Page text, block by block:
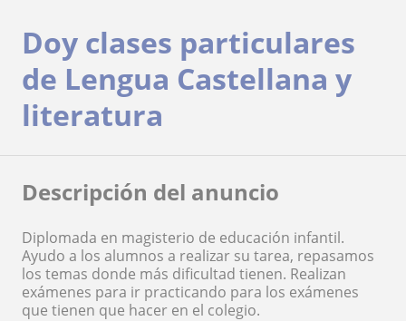
Doy clases particulares
de Lengua Castellana y
literatura
Descripción del anuncio
Diplomada en magisterio de educación infantil.
Ayudo a los alumnos a realizar su tarea, repasamos
los temas donde más dificultad tienen. Realizan
exámenes para ir practicando para los exámenes
que tienen que hacer en el colegio.